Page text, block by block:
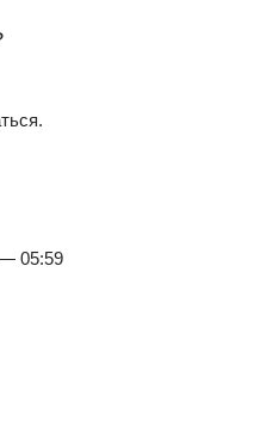
05:59